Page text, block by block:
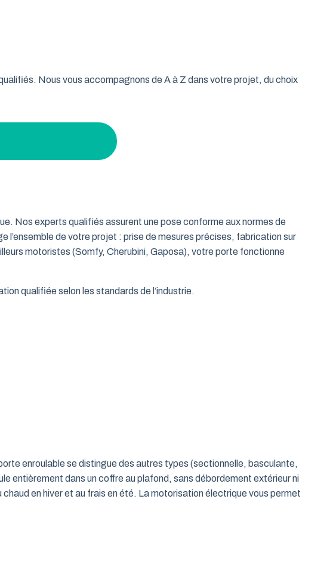
de garage enroulable est la réponse idéale pour les propriétaires qui
tout en gardant un espace maximal à l’intérieur.
Nous vous accompagnons de A à Z dans votre projet, du choix
Nos experts qualifiés assurent une pose conforme aux normes de
l’ensemble de votre projet : prise de mesures précises, fabrication sur
motoristes (Somfy, Cherubini, Gaposa), votre porte fonctionne
qualifiée selon les standards de l’industrie.
enroulable se distingue des autres types (sectionnelle, basculante,
entièrement dans un coffre au plafond, sans débordement extérieur ni
en hiver et au frais en été. La motorisation électrique vous permet